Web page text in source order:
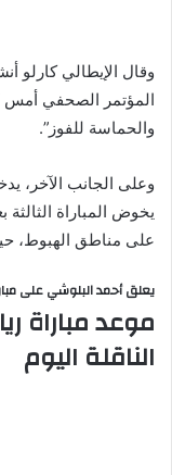
وقال الإيطالي كارلو
المؤتمر الصحفي أمس
والحماسة للفوز”.
وعلى الجانب الآخر،
يخوض المباراة الثالثة
على مناطق الهبوط،
يعلق أحمد البلوشي على
موعد مباراة
الناقلة اليوم